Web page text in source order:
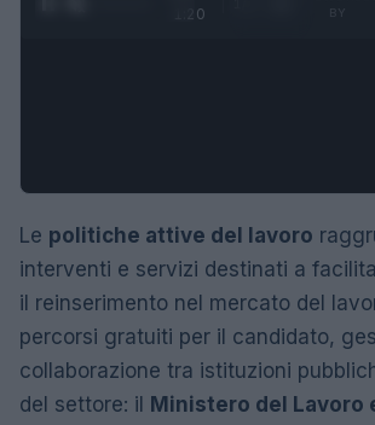
1:20
Le politiche attive del lavoro
interventi e servizi destinati a
il reinserimento nel mercato del
percorsi gratuiti per il candidato,
collaborazione tra istituzioni
del settore: il
Ministero del Lavoro